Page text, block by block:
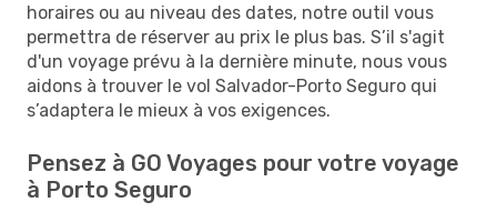
horaires ou au niveau des dates, notre outil vous
permettra de réserver au prix le plus bas. S’il s'agit
d'un voyage prévu à la dernière minute, nous vous
aidons à trouver le vol Salvador-Porto Seguro qui
s’adaptera le mieux à vos exigences.
Pensez à GO Voyages pour votre voyage
à Porto Seguro